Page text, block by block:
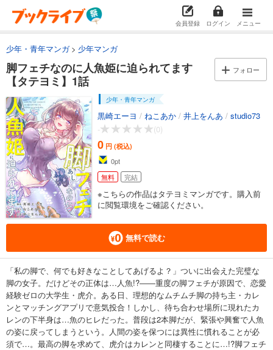
会員登録 ログイン メニュー
少年・青年マンガ 少年マンガ
脚フェチなのに人魚姫に迫られてます
【タテヨミ】1話
フォロー
少年・青年マンガ
黒崎エーヨ / ねこあか / 井上をんあ / studio73
-
(0)
0 円 (税込)
0pt
無料
完結
※こちらの作品はタテヨミマンガです。購入前
に閲覧環境をご確認ください。
無料で読む
「私の脚で、何でも好きなことしてあげるよ？」ついに出会えた完璧な
脚の女子。だけどその正体は…人魚!?――重度の脚フェチが原因で、恋愛
経験ゼロの大学生・虎介。ある日、理想的なムチムチ脚の持ち主・カレ
ンとマッチングアプリで意気投合！しかし、待ち合わせ場所に現れたカ
レンの下半身は…魚のヒレだった。普段は2本脚だが、緊張や興奮で人魚
の姿に戻ってしまうという。人間の姿を保つには異性に慣れることが必
須で…。最高の脚を求めて、虎介はカレンと同棲することに…!?脚フェチ